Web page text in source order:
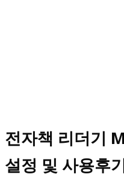
전자책 리더기
설정 및 사용후